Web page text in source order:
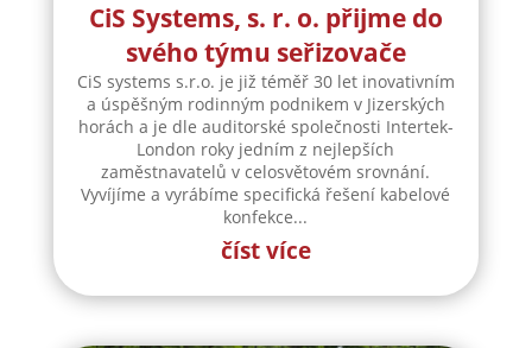
CiS Systems, s. r. o. přijme do
svého týmu seřizovače
CiS systems s.r.o. je již téměř 30 let inovativním
a úspěšným rodinným podnikem v Jizerských
horách a je dle auditorské společnosti Intertek-
London roky jedním z nejlepších
zaměstnavatelů v celosvětovém srovnání.
Vyvíjíme a vyrábíme specifická řešení kabelové
konfekce...
číst více